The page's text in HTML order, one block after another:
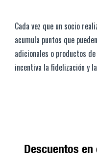
Cada vez que un socio
acumula puntos que
adicionales o productos
incentiva la fidelización y
Descuentos